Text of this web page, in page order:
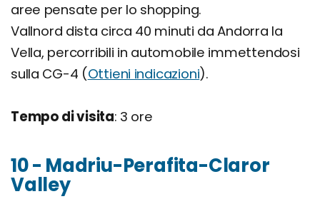
aree pensate per lo shopping.
Vallnord dista circa 40 minuti da Andorra la
Vella, percorribili in automobile immettendosi
sulla CG-4 (Ottieni indicazioni).
Tempo di visita: 3 ore
10 - Madriu-Perafita-Claror
Valley